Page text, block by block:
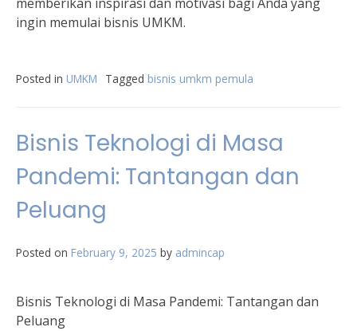
ingin memulai bisnis UMKM.
Posted in UMKM Tagged bisnis umkm pemula
Bisnis Teknologi di Masa
Pandemi: Tantangan dan
Peluang
Posted on February 9, 2025 by admincap
Bisnis Teknologi di Masa Pandemi: Tantangan dan
Peluang